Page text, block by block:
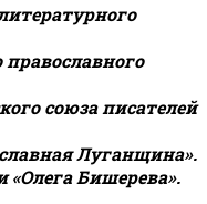
союза писателей
Луганщина».
Бишерева».